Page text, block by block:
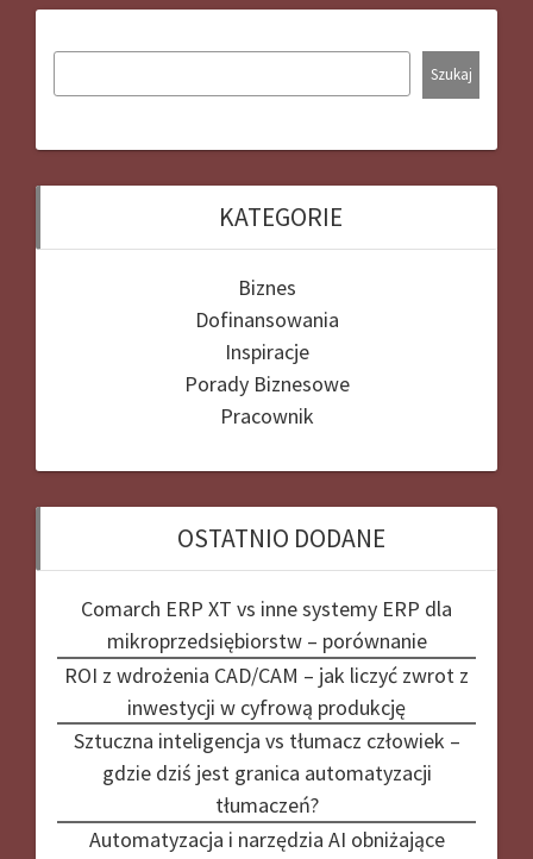
Szukaj
KATEGORIE
Biznes
Dofinansowania
Inspiracje
Porady Biznesowe
Pracownik
OSTATNIO DODANE
Comarch ERP XT vs inne systemy ERP dla
mikroprzedsiębiorstw – porównanie
ROI z wdrożenia CAD/CAM – jak liczyć zwrot z
inwestycji w cyfrową produkcję
Sztuczna inteligencja vs tłumacz człowiek –
gdzie dziś jest granica automatyzacji
tłumaczeń?
Automatyzacja i narzędzia AI obniżające